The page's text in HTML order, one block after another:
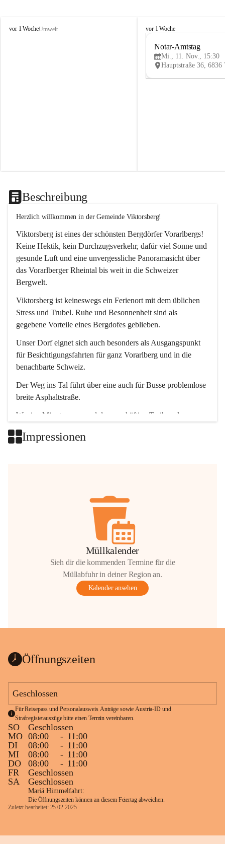
V
vor 1 WocheUmwelt
V
vor 1 Woche
Notar-Amtstag
Mi., 11. Nov., 15:30
Beschreibung
Herzlich willkommen in der Gemeinde Viktorsberg!
Viktorsberg ist eines der schönsten Bergdörfer Vorarlbergs!
Keine Hektik, kein Durchzugsverkehr, dafür viel Sonne und
gesunde Luft und eine unvergessliche Panoramasicht über
das Vorarlberger Rheintal bis weit in die Schweizer
Bergwelt.
Viktorsberg ist keineswegs ein Ferienort mit dem üblichen
Stress und Trubel. Ruhe und Besonnenheit sind als
gegebene Vorteile eines Bergdofes geblieben.
Unser Dorf eignet sich auch besonders als Ausgangspunkt
für Besichtigungsfahrten für ganz Vorarlberg und in die
benachbarte Schweiz.
Der Weg ins Tal führt über eine auch für Busse problemlose
breite Asphaltstraße.
Wenige Minuten nur, und das geschäftige Treiben der
Impressionen
Müllkalender
Sieh dir die kommenden Termine für die
Müllabfuhr in deiner Region an.
Kalender ansehen
Öffnungszeiten
Geschlossen
Für Reisepass und Personalausweis Anträge sowie Austria-ID und
Strafregisterauszüge bitte einen Termin vereinbaren.
SO
Geschlossen
MO 08:00 - 11:00
DI
08:00 - 11:00
MI
08:00 - 11:00
DO
08:00 - 11:00
FR
Geschlossen
SA
Geschlossen
Mariä Himmelfahrt:
Die Öffnungszeiten können an diesem Feiertag abweichen.
Zuletzt bearbeitet: 25.02.2025